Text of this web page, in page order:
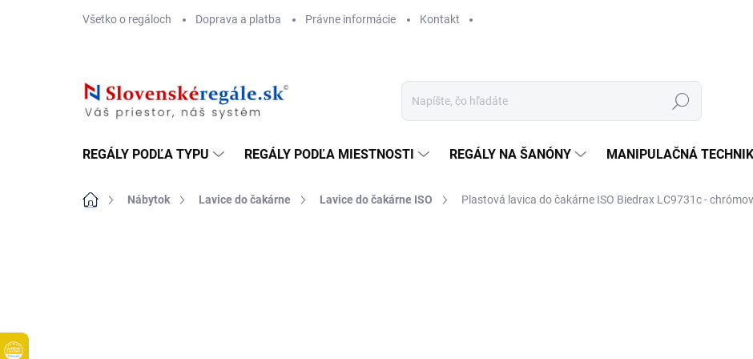
Všetko o regáloch Doprava a platba Právne informácie Kontakt
Hľadať
REGÁLY PODĽA TYPU REGÁLY PODĽA MIESTNOSTI REGÁLY NA ŠANÓNY MANIPULAČNÁ
DomovNábytok Lavice do čakárne Lavice do čakárne ISO Plastová lavica do čakárne ISO Biedrax LC9731c -